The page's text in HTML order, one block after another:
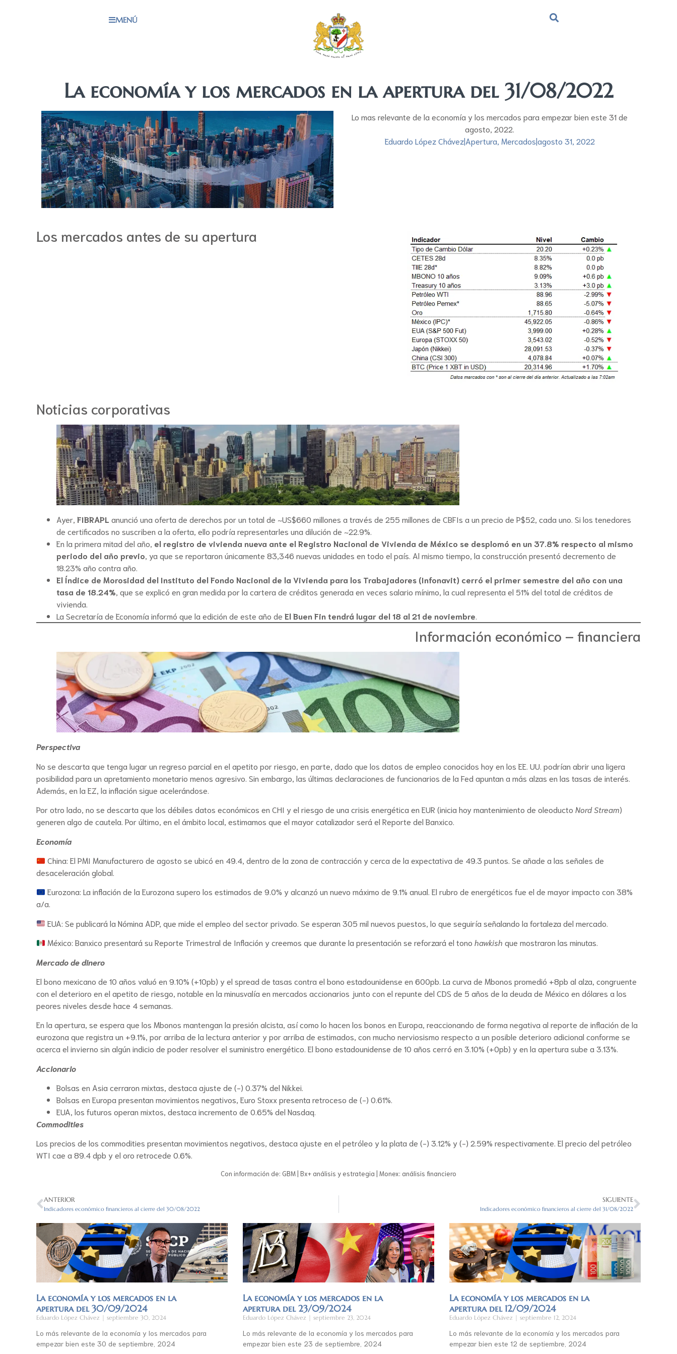
MENÚ
La economía y los mercados en la apertura del 31/08/2022
Lo mas relevante de la economía y los mercados para empezar bien este 31 de
agosto, 2022.
Eduardo López Chávez|Apertura Mercados|agosto 31, 2022
Los mercados antes de su apertura
Noticias corporativas
Ayer, FIBRAPL anunció una oferta de derechos por un total de ~US$660 millones a través de 255 millones de CBFIs a un precio de P$52, cada uno. Si los tenedores
de certificados no suscriben a la oferta, ello podría representarles una dilución de ~22.9%.
En la primera mitad del año, el registro de vivienda nueva ante el Registro Nacional de Vivienda de México se desplomó en un 37.8% respecto al mismo
periodo del año previo, ya que se reportaron únicamente 83,346 nuevas unidades en todo el país. Al mismo tiempo, la construcción presentó decremento de
18.23% año contra año.
El Índice de Morosidad del Instituto del Fondo Nacional de la Vivienda para los Trabajadores (Infonavit) cerró el primer semestre del año con una
tasa de 18.24%, que se explicó en gran medida por la cartera de créditos generada en veces salario mínimo, la cual representa el 51% del total de créditos de
vivienda.
La Secretaría de Economía informó que la edición de este año de El Buen Fin tendrá lugar del 18 al 21 de noviembre.
Información económico – financiera
Perspectiva
No se descarta que tenga lugar un regreso parcial en el apetito por riesgo, en parte, dado que los datos de empleo conocidos hoy en los EE. UU. podrían abrir una ligera
posibilidad para un apretamiento monetario menos agresivo. Sin embargo, las últimas declaraciones de funcionarios de la Fed apuntan a más alzas en las tasas de interés.
Además, en la EZ, la inflación sigue acelerándose.
Por otro lado, no se descarta que los débiles datos económicos en CHI y el riesgo de una crisis energética en EUR (inicia hoy mantenimiento de oleoducto Nord Stream)
generen algo de cautela. Por último, en el ámbito local, estimamos que el mayor catalizador será el Reporte del Banxico.
Economía
China: El PMI Manufacturero de agosto se ubicó en 49.4, dentro de la zona de contracción y cerca de la expectativa de 49.3 puntos. Se añade a las señales de
desaceleración global.
Eurozona: La inflación de la Eurozona supero los estimados de 9.0% y alcanzó un nuevo máximo de 9.1% anual. El rubro de energéticos fue el de mayor impacto con 38%
a/a.
EUA: Se publicará la Nómina ADP, que mide el empleo del sector privado. Se esperan 305 mil nuevos puestos, lo que seguiría señalando la fortaleza del mercado.
México: Banxico presentará su Reporte Trimestral de Inflación y creemos que durante la presentación se reforzará el tonohawkish que mostraron las minutas.
Mercado de dinero
El bono mexicano de 10 años valuó en 9.10% (+10pb) y el spread de tasas contra el bono estadounidense en 600pb. La curva de Mbonos promedió +8pb al alza, congruente
con el deterioro en el apetito de riesgo, notable en la minusvalía en mercados accionarios junto con el repunte del CDS de 5 años de la deuda de México en dólares a los
peores niveles desde hace 4 semanas.
En la apertura, se espera que los Mbonos mantengan la presión alcista, así como lo hacen los bonos en Europa, reaccionando de forma negativa al reporte de inflación de la
eurozona que registra un +9.1%, por arriba de la lectura anterior y por arriba de estimados, con mucho nerviosismo respecto a un posible deterioro adicional conforme se
acerca el invierno sin algún indicio de poder resolver el suministro energético. El bono estadounidense de 10 años cerró en 3.10% (+0pb) y en la apertura sube a 3.13%.
Accionario
Bolsas en Asia cerraron mixtas, destaca ajuste de (-) 0.37% del Nikkei.
Bolsas en Europa presentan movimientos negativos, Euro Stoxx presenta retroceso de (-) 0.61%.
EUA, los futuros operan mixtos, destaca incremento de 0.65% del Nasdaq.
Commodities
Los precios de los commodities presentan movimientos negativos, destaca ajuste en el petróleo y la plata de (-) 3.12% y (-) 2.59% respectivamente. El precio del petróleo
WTI cae a 89.4 dpb y el oro retrocede 0.6%.
Con información de: GBM | Bx+ análisis y estrategia | Monex: análisis financiero
ANTERIOR
Indicadores económico financieros al cierre del 30/08/2022
SIGUIENTE
Indicadores económico financieros al cierre del 31/08/2022
La economía y los mercados en la
apertura del 30/09/2024
Eduardo López Chávez septiembre 30, 2024
Lo más relevante de la economía y los mercados para
empezar bien este 30 de septiembre, 2024
La economía y los mercados en la
apertura del 23/09/2024
Eduardo López Chávez septiembre 23, 2024
Lo más relevante de la economía y los mercados para
empezar bien este 23 de septiembre, 2024
La economía y los mercados en la
apertura del 12/09/2024
Eduardo López Chávez septiembre 12, 2024
Lo más relevante de la economía y los mercados para
empezar bien este 12 de septiembre, 2024